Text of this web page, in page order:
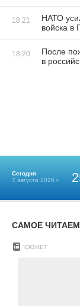
18:21
НАТО
войска в
18:20
После
в
Сегодня
7 августа 2026 г.
САМОЕ
СЮЖЕТ